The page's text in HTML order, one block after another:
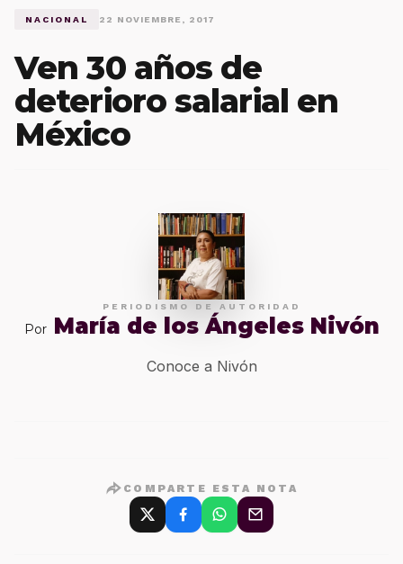
NACIONAL 22 NOVIEMBRE, 2017
Ven 30 años de
deterioro salarial en
México
PERIODISMO DE AUTORIDAD
Por María de los Ángeles Nivón
Conoce a Nivón
COMPARTE ESTA NOTA